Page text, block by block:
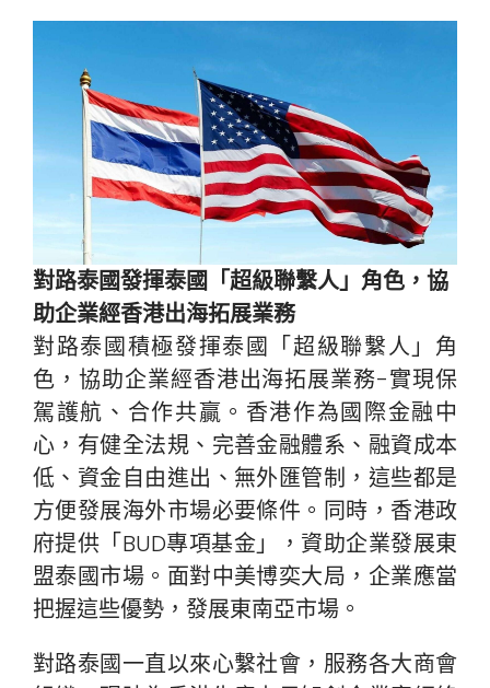
對路泰國發揮泰國「超級聯繫人」角色，協
助企業經香港出海拓展業務
對路泰國積極發揮泰國「超級聯繫人」角
色，協助企業經香港出海拓展業務-實現保
駕護航、合作共贏。香港作為國際金融中
心，有健全法規、完善金融體系、融資成本
低、資金自由進出、無外匯管制，這些都是
方便發展海外市場必要條件。同時，香港政
府提供「BUD專項基金」，資助企業發展東
盟泰國市場。面對中美博奕大局，企業應當
把握這些優勢，發展東南亞市場。
對路泰國一直以來心繫社會，服務各大商會